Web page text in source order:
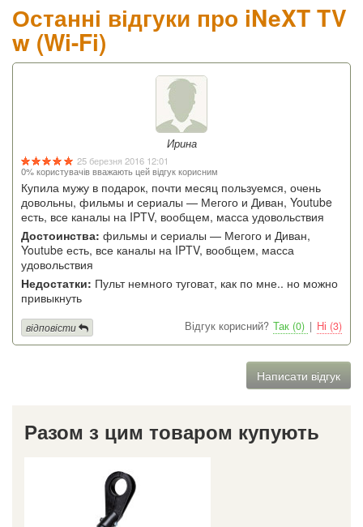
Останні відгуки про iNeXT TV
w (Wi-Fi)
Ирина
25 березня 2016 12:01
0% користувачів вважають цей відгук корисним
Купила мужу в подарок, почти месяц пользуемся, очень
довольны, фильмы и сериалы — Мегого и Диван, Youtube
есть, все каналы на IPTV, вообщем, масса удовольствия
Достоинства: фильмы и сериалы — Мегого и Диван,
Youtube есть, все каналы на IPTV, вообщем, масса
удовольствия
Недостатки: Пульт немного туговат, как по мне.. но можно
привыкнуть
Відгук корисний? Так (0) | Ні (3)
відповісти
Написати відгук
Разом з цим товаром купують